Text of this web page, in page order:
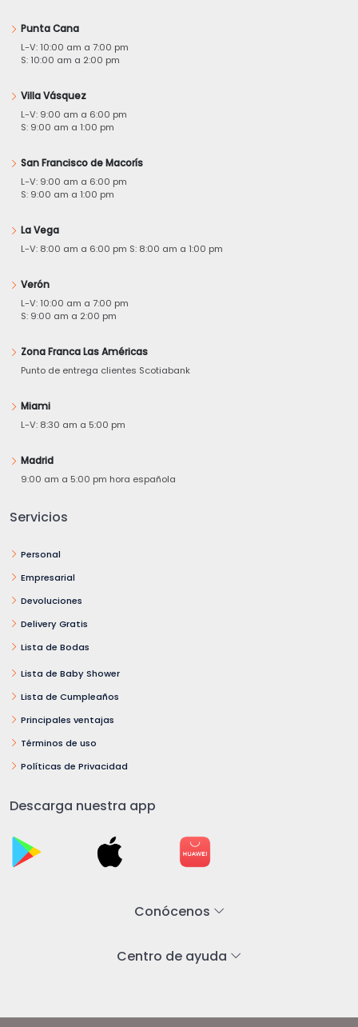
Punta Cana
L-V: 10:00 am a 7:00 pm
S: 10:00 am a 2:00 pm
Villa Vásquez
L-V: 9:00 am a 6:00 pm
S: 9:00 am a 1:00 pm
San Francisco de Macorís
L-V: 9:00 am a 6:00 pm
S: 9:00 am a 1:00 pm
La Vega
L-V: 8:00 am a 6:00 pm S: 8:00 am a 1:00 pm
Verón
L-V: 10:00 am a 7:00 pm
S: 9:00 am a 2:00 pm
Zona Franca Las Américas
Punto de entrega clientes Scotiabank
Miami
L-V: 8:30 am a 5:00 pm
Madrid
9:00 am a 5:00 pm hora española
Servicios
Personal
Empresarial
Devoluciones
Delivery Gratis
Lista de Bodas
Lista de Baby Shower
Lista de Cumpleaños
Principales ventajas
Términos de uso
Políticas de Privacidad
Descarga nuestra app
Conócenos
Centro de ayuda